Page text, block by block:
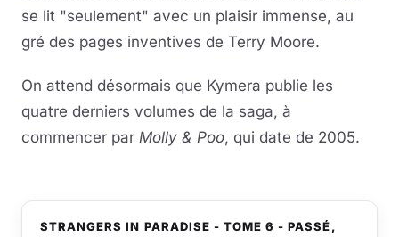
se lit "seulement" avec un plaisir immense, au
gré des pages inventives de Terry Moore.
On attend désormais que Kymera publie les
quatre derniers volumes de la saga, à
commencer par Molly & Poo, qui date de 2005.
STRANGERS IN PARADISE - TOME 6 - PASSÉ,